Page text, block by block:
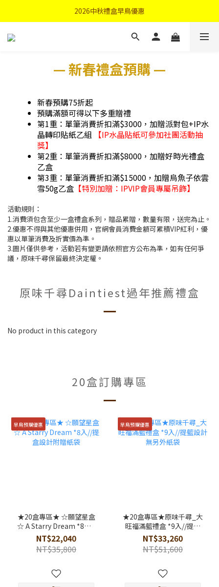
首購優惠輸入"N50"現折50元
2026中秋禮盒早鳥優惠
首購優惠輸入"N50"現折50元
— 新春禮盒預購 —
新春預購75折起
預購滿額可得以下多重贈禮
第1重：單筆消費折扣滿$3000，加贈派對包+IP水
晶轉印貼紙乙組
【IP水晶貼紙可參加社團活動抽
獎】
第2重：單筆消費折扣滿$8000，加贈好時光禮盒
乙盒
第3重：單筆消費折扣滿$15000，加贈烏魚子依雲
雪50g乙盒 【特別加贈：IPVIP會員專屬吊飾】
活動規則：
1.消費須包含至少一盒禮盒系列，贈品累贈，數量有限，送完為止。
2.優惠不得與其他優惠併用，官網會員消費金額可累積VIP紅利，優
惠以單筆消費及折實價為準。
3.圖片僅供參考，活動若有變更請依照官方公布為準，如有任何爭
議，原味千尋保留最終決定權。
原味千尋Daintiest過年推薦禮盒
No product in this category
20盒訂購專區
早鳥預購優惠
★20盒專區★ ☆願望星盒
☆ A Starry Dream *8入//
提盒設計附贈紙袋
NT$22,040
NT$35,800
早鳥預購優惠
★20盒專區★原味千尋_大
旺福滿籃禮盒 *9入//提籃
設計無另外紙袋
NT$33,260
NT$51,600